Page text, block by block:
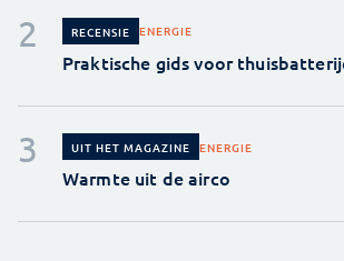
RECENSIE ENERGIE
Praktische gids voor
UIT HET MAGAZINE ENERGIE
Warmte uit de airco